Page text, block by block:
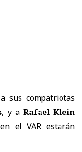
sus compatriotas
, y a Rafael Klein
el VAR estarán